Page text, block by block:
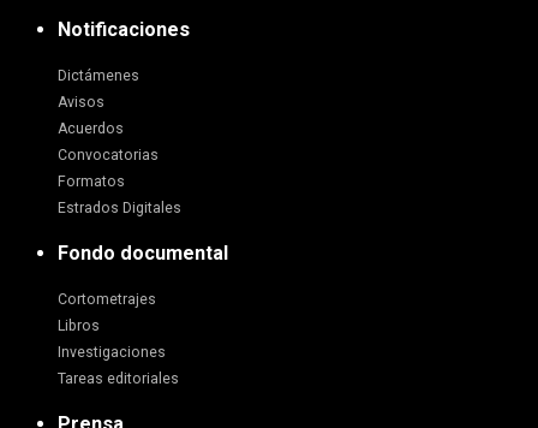
Notificaciones
Dictámenes
Avisos
Acuerdos
Convocatorias
Formatos
Estrados Digitales
Fondo documental
Cortometrajes
Libros
Investigaciones
Tareas editoriales